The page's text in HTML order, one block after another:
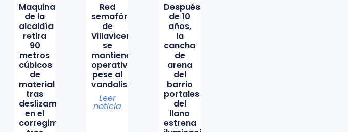
Maquinaria
de la
alcaldía
retira
90
metros
cúbicos
de
material
tras
deslizamiento
en el
corregimiento
Red
semafórica
de
Villavicencio
se
mantiene
operativa
pese al
vandalismo
Leer
noticia
Después
de 10
años,
la
cancha
de
arena
del
barrio
portales
del
llano
estrena